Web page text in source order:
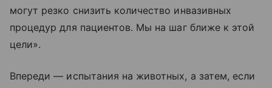
могут резко снизить количество инвазивных
процедур для пациентов. Мы на шаг ближе к этой
цели».
Впереди — испытания на животных, а затем, если